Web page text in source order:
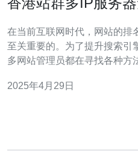
在当前互联网时代，网站的排
至关重要的。为了提升搜索引
多网站管理员都在寻找各种方
绍香港站群多IP服务器免备案
2025年4月29日